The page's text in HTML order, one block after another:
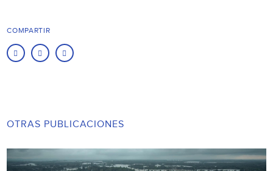
COMPARTIR
OTRAS PUBLICACIONES